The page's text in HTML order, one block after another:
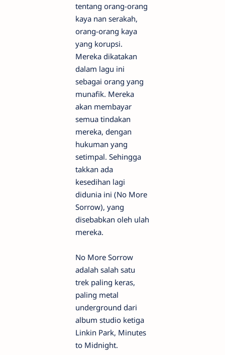
tentang orang-orang
kaya nan serakah,
orang-orang kaya
yang korupsi.
Mereka dikatakan
dalam lagu ini
sebagai orang yang
munafik. Mereka
akan membayar
semua tindakan
mereka, dengan
hukuman yang
setimpal. Sehingga
takkan ada
kesedihan lagi
didunia ini (No More
Sorrow), yang
disebabkan oleh ulah
mereka.
No More Sorrow
adalah salah satu
trek paling keras,
paling metal
underground dari
album studio ketiga
Linkin Park, Minutes
to Midnight.